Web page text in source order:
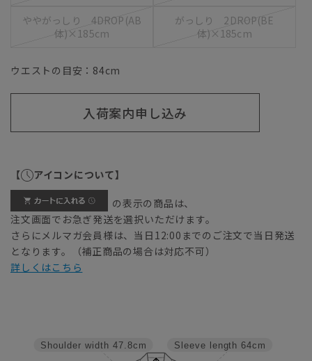
ややがっしり 4DROP(AB
体)×185cm
がっしり 2DROP(BE
体)×185cm
ウエストの目安： 84cm
入荷案内申し込み
【 アイコンについて】
の表示の商品は、
注文画面でお急ぎ発送を選択いただけます。
さらにメルマガ会員様は、当日12:00までのご注文で当日発送
となります。（補正商品の場合は対応不可）
詳しくはこちら
Sleeve length 64cm
Shoulder width 47.8cm